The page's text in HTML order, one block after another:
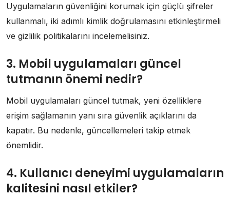
Uygulamaların güvenliğini korumak için güçlü şifreler
kullanmalı, iki adımlı kimlik doğrulamasını etkinleştirmeli
ve gizlilik politikalarını incelemelisiniz.
3. Mobil uygulamaları güncel
tutmanın önemi nedir?
Mobil uygulamaları güncel tutmak, yeni özelliklere
erişim sağlamanın yanı sıra güvenlik açıklarını da
kapatır. Bu nedenle, güncellemeleri takip etmek
önemlidir.
4. Kullanıcı deneyimi uygulamaların
kalitesini nasıl etkiler?